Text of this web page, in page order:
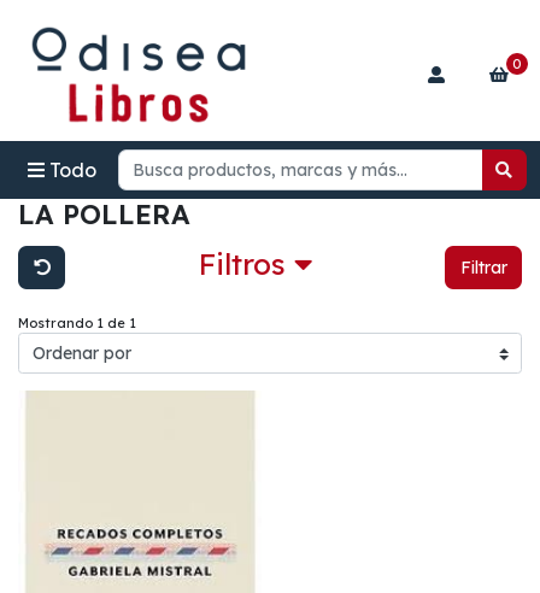
Todo
0
LA POLLERA
Filtros Filtrar
Mostrando 1 de 1